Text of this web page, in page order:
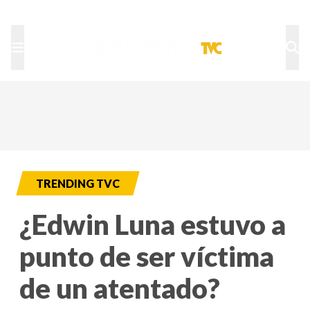
TRENDING TVC
¿Edwin Luna estuvo a
punto de ser víctima
de un atentado?